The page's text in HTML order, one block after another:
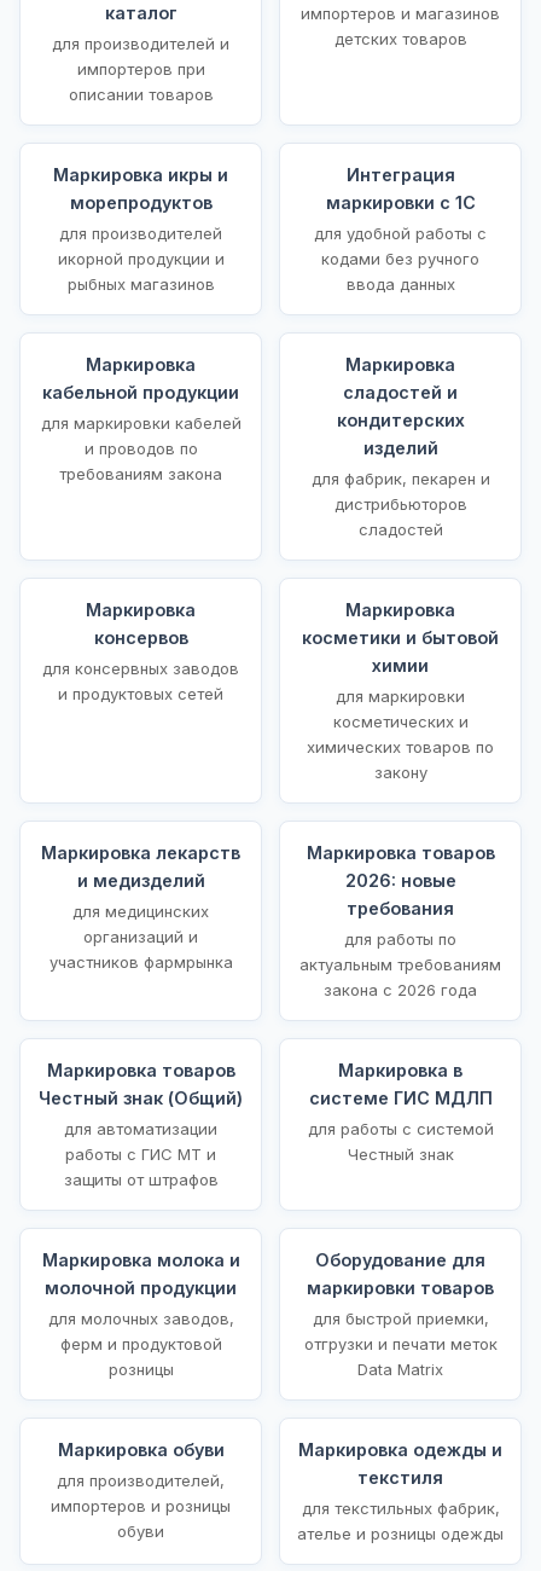
каталог
для производителей и
импортеров при
описании товаров
импортеров и магазинов
детских товаров
Маркировка икры и
морепродуктов
для производителей
икорной продукции и
рыбных магазинов
Интеграция
маркировки с 1С
для удобной работы с
кодами без ручного
ввода данных
Маркировка
кабельной продукции
для маркировки кабелей
и проводов по
требованиям закона
Маркировка
сладостей и
кондитерских
изделий
для фабрик, пекарен и
дистрибьюторов
сладостей
Маркировка
консервов
для консервных заводов
и продуктовых сетей
Маркировка
косметики и бытовой
химии
для маркировки
косметических и
химических товаров по
закону
Маркировка лекарств
и медизделий
для медицинских
организаций и
участников фармрынка
Маркировка товаров
2026: новые
требования
для работы по
актуальным требованиям
закона с 2026 года
Маркировка товаров
Честный знак (Общий)
для автоматизации
работы с ГИС МТ и
защиты от штрафов
Маркировка в
системе ГИС МДЛП
для работы с системой
Честный знак
Маркировка молока и
молочной продукции
для молочных заводов,
ферм и продуктовой
розницы
Оборудование для
маркировки товаров
для быстрой приемки,
отгрузки и печати меток
Data Matrix
Маркировка обуви
для производителей,
импортеров и розницы
обуви
Маркировка одежды и
текстиля
для текстильных фабрик,
ателье и розницы одежды